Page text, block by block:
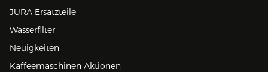
JURA Ersatzteile
Wasserfilter
Neuigkeiten
Kaffeemaschinen Aktionen